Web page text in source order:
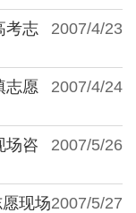
2007/4/23
考志
2007/4/24
志愿
2007/5/26
场咨
2007/5/27
现场